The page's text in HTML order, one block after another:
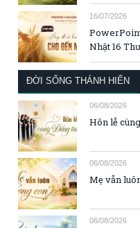
16/07/2026
Nhật 16
ĐỜI SỐNG THÁNH HIẾN
06/08/2026
Hôn lễ
06/08/2026
Mẹ vẫn
06/08/2026